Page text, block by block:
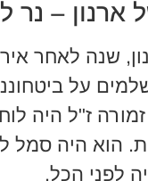
– נר
על
זמורה ז"ל
הוא היה סמל
לפני הכל.